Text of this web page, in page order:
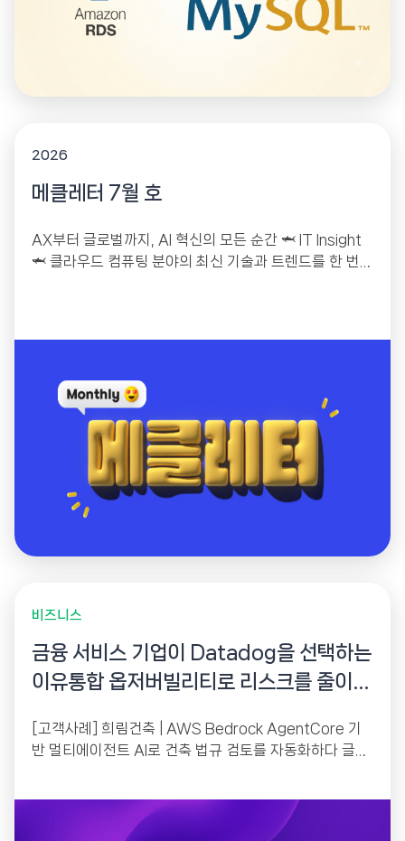
2026
메클레터 7월 호
AX부터 글로벌까지, AI 혁신의 모든 순간 🦈 IT Insight
🦈 클라우드 컴퓨팅 분야의 최신 기술과 트렌드를 한 번
비즈니스
금융 서비스 기업이 Datadog을 선택하는
이유통합 옵저버빌리티로 리스크를 줄이고
[고객사례] 희림건축 | AWS Bedrock AgentCore 기
반 멀티에이전트 AI로 건축 법규 검토를 자동화하다 글로